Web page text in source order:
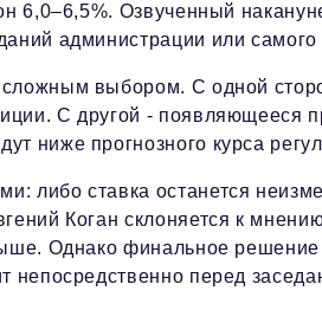
6,0–6,5%. Озвученный
администрации или
выбором. С одной
С другой - появляющееся
ниже прогнозного курса
либо ставка останется
Коган склоняется к
Однако финальное решение
непосредственно перед